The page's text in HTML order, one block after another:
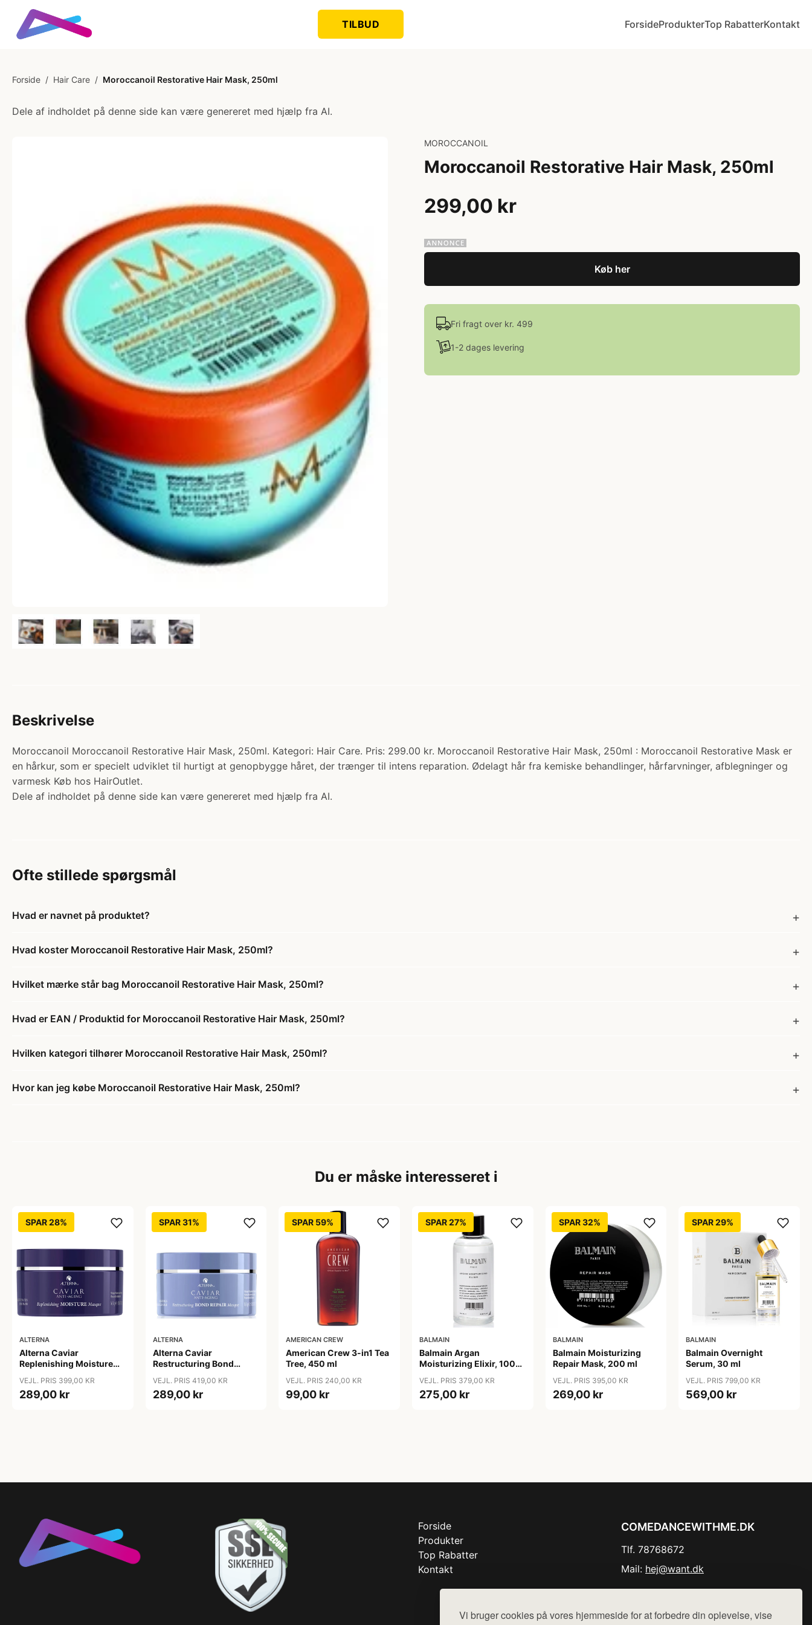
Vi bruger cookies på vores hjemmeside for at forbedre din oplevelse, vise
TILBUD ForsideProdukterTop RabatterKontakt
Forside / Hair Care / Moroccanoil Restorative Hair Mask, 250ml
Dele af indholdet på denne side kan være genereret med hjælp fra AI.
MOROCCANOIL
Moroccanoil Restorative Hair Mask, 250ml
299,00 kr
Køb her
Fri fragt over kr. 499
1-2 dages levering
Beskrivelse
Moroccanoil Moroccanoil Restorative Hair Mask, 250ml. Kategori: Hair Care. Pris: 299.00 kr. Moroccanoil Restorative Hair Mask, 250ml : Moroccanoil Restorative Mask er
en hårkur, som er specielt udviklet til hurtigt at genopbygge håret, der trænger til intens reparation. Ødelagt hår fra kemiske behandlinger, hårfarvninger, afblegninger og
varmesk Køb hos HairOutlet.
Dele af indholdet på denne side kan være genereret med hjælp fra AI.
Ofte stillede spørgsmål
Hvad er navnet på produktet?
Hvad koster Moroccanoil Restorative Hair Mask, 250ml?
Hvilket mærke står bag Moroccanoil Restorative Hair Mask, 250ml?
Hvad er EAN / Produktid for Moroccanoil Restorative Hair Mask, 250ml?
Hvilken kategori tilhører Moroccanoil Restorative Hair Mask, 250ml?
Hvor kan jeg købe Moroccanoil Restorative Hair Mask, 250ml?
Du er måske interesseret i
SPAR 28%
ALTERNA
Alterna Caviar
Replenishing Moisture
VEJL. PRIS 399,00 KR
289,00 kr
SPAR 31%
ALTERNA
Alterna Caviar
Restructuring Bond
VEJL. PRIS 419,00 KR
289,00 kr
SPAR 59%
AMERICAN CREW
American Crew 3-in1 Tea
Tree, 450 ml
VEJL. PRIS 240,00 KR
99,00 kr
SPAR 27%
BALMAIN
Balmain Argan
Moisturizing Elixir, 100
VEJL. PRIS 379,00 KR
275,00 kr
SPAR 32%
BALMAIN
Balmain Moisturizing
Repair Mask, 200 ml
VEJL. PRIS 395,00 KR
269,00 kr
SPAR 29%
BALMAIN
Balmain Overnight
Serum, 30 ml
VEJL. PRIS 799,00 KR
569,00 kr
Forside
Produkter
Top Rabatter
Kontakt
COMEDANCEWITHME.DK
Tlf. 78768672
Mail: hej@want.dk